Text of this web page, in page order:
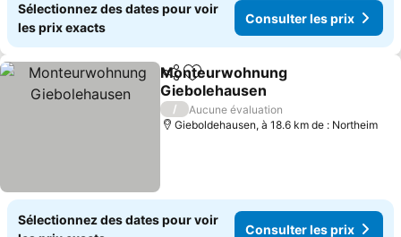
Sélectionnez des dates pour voir
les prix exacts
Consulter les prix
PartagerAjouter à mes favoris
Monteurwohnung
Giebolehausen
/
Aucune évaluation
Gieboldehausen, à 18.6 km de : Northeim
Sélectionnez des dates pour voir
Consulter les prix